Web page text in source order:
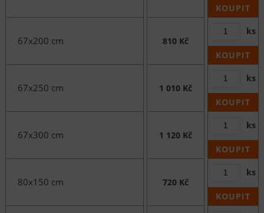
KOUPIT
67x200 cm 810 Kč
ks
KOUPIT
67x250 cm 1 010 Kč
ks
KOUPIT
67x300 cm 1 120 Kč
ks
KOUPIT
80x150 cm 720 Kč
ks
KOUPIT